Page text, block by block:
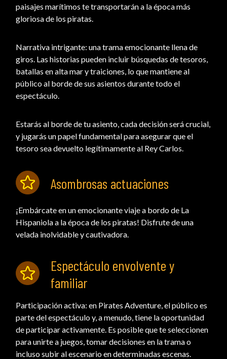
paisajes marítimos te transportarán a la época más
gloriosa de los piratas.
Narrativa intrigante: una trama emocionante llena de
giros. Las historias pueden incluir búsquedas de tesoros,
batallas en alta mar y traiciones, lo que mantiene al
público al borde de sus asientos durante todo el
espectáculo.
Estarás al borde de tu asiento, cada decisión será crucial,
y jugarás un papel fundamental para asegurar que el
tesoro sea devuelto legítimamente al Rey Carlos.
Asombrosas actuaciones
¡Embárcate en un emocionante viaje a bordo de La
Hispaniola a la época de los piratas! Disfrute de una
velada inolvidable y cautivadora.
Espectáculo envolvente y
familiar
Participación activa: en Pirates Adventure, el público es
parte del espectáculo y, a menudo, tiene la oportunidad
de participar activamente. Es posible que te seleccionen
para unirte a juegos, tomar decisiones en la trama o
incluso subir al escenario en determinadas escenas.